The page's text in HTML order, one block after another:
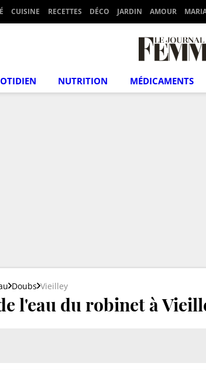
CUISINE RECETTES DÉCO JARDIN AMOUR
NUTRITION MÉDICAMENTS
Doubs Vieilley
l'eau du robinet à